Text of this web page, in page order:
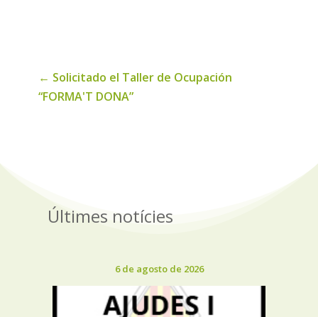
← Solicitado el Taller de Ocupación
“FORMA'T DONA”
Últimes notícies
6 de agosto de 2026